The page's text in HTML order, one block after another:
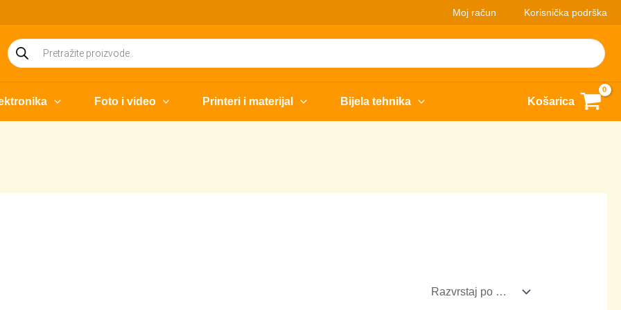
Moj račun Korisnička podrška
Products
search
Foto i video Printeri i materijal Bijela tehnika Košarica